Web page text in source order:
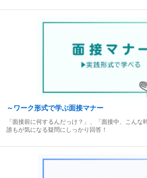
～ワーク形式で学ぶ面接マナー
「面接前に何するんだっけ？」、「面接中、こんな
誰もが気になる疑問にしっかり回答！